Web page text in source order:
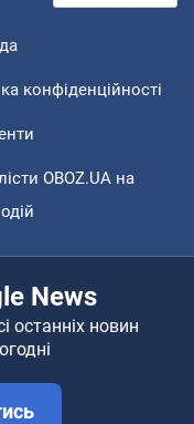
конфіденційності
OBOZ.UA на
News
останніх новин